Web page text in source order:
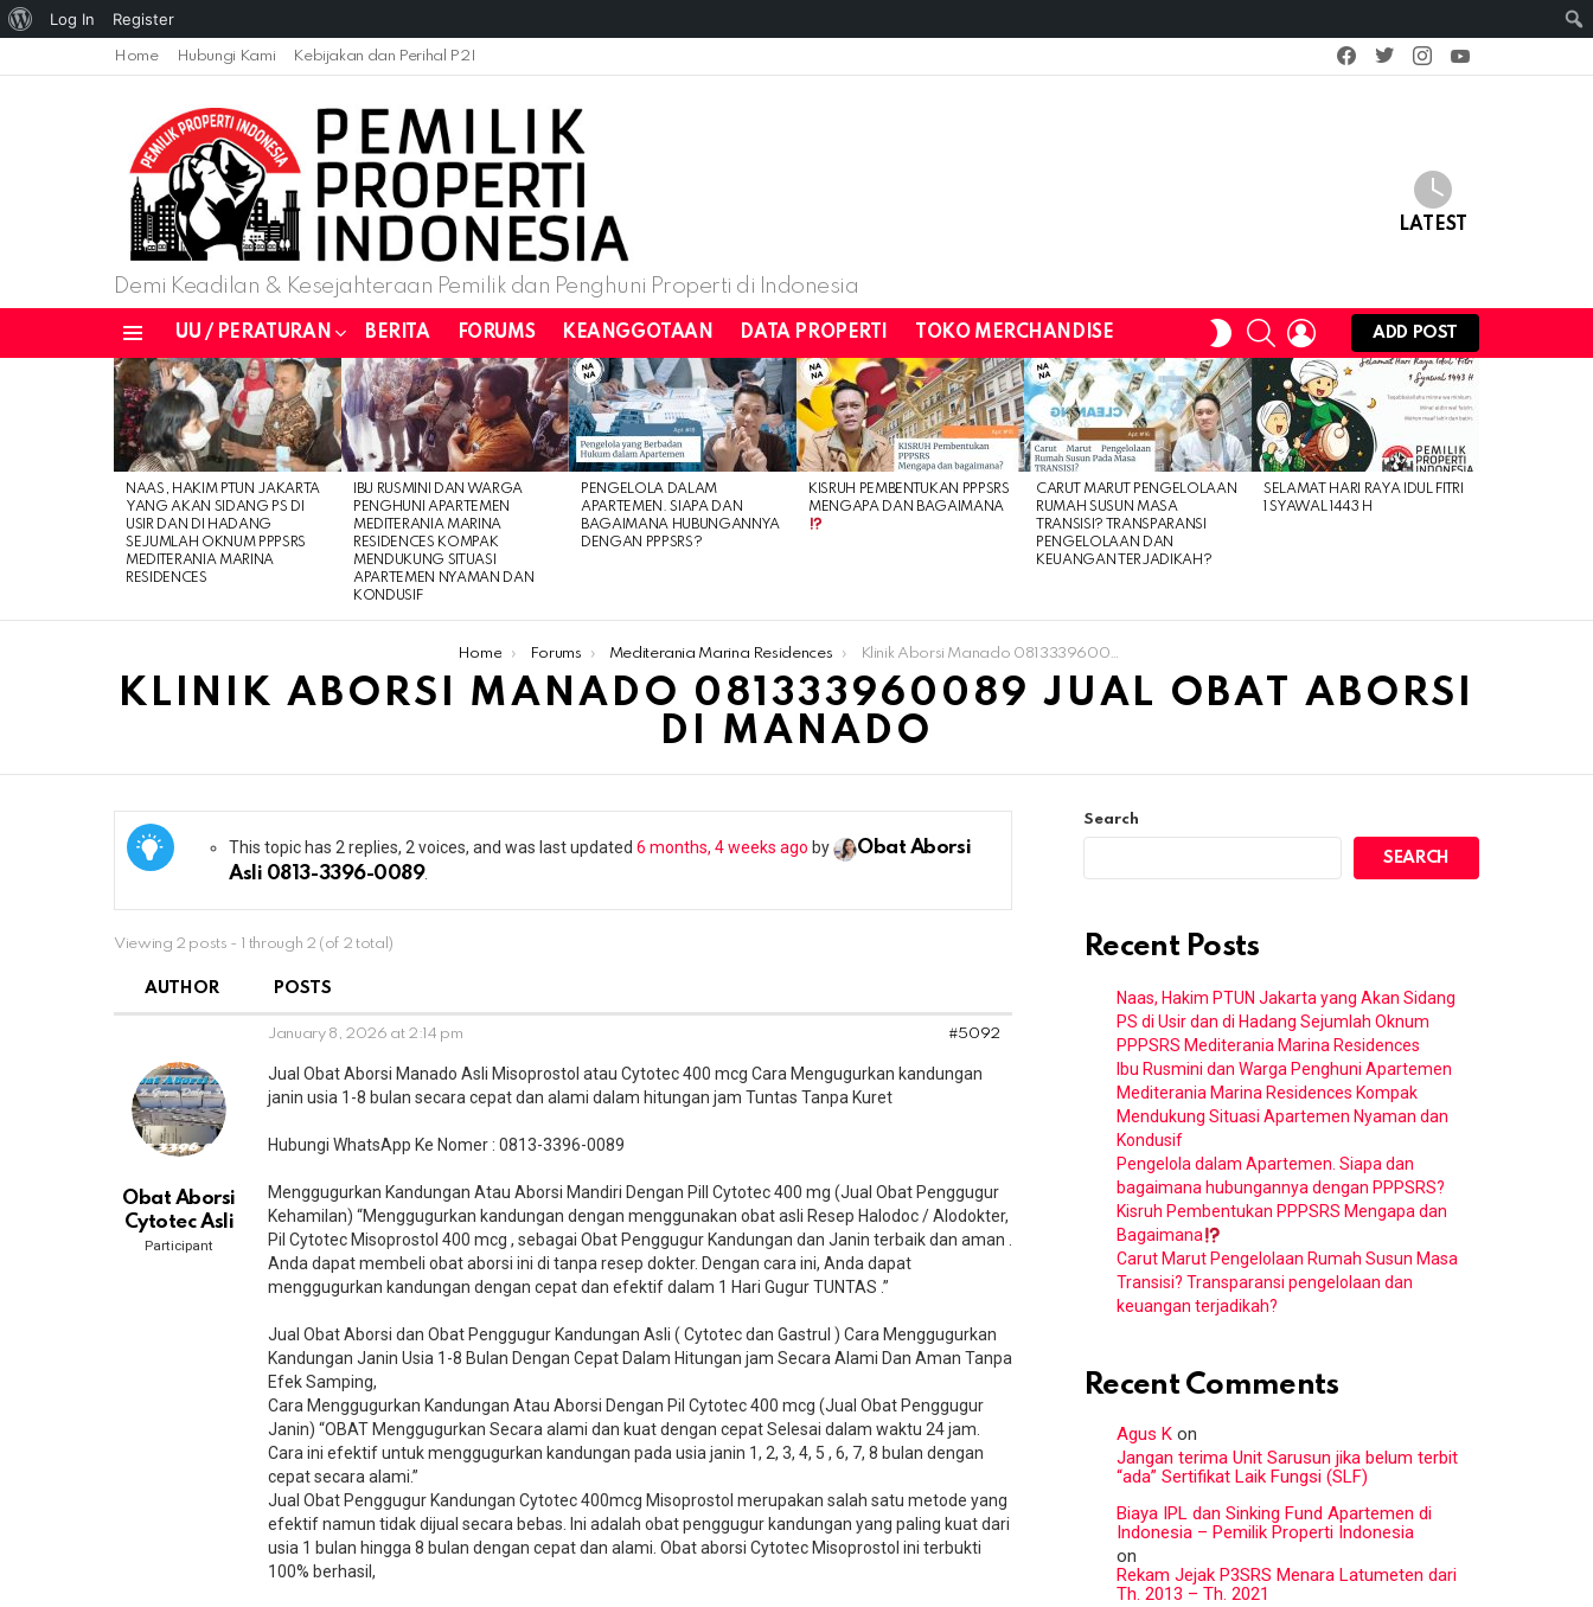
Home Hubungi Kami Kebijakan dan Perihal P2I
facebooktwitterinstagram
Demi Keadilan & Kesejahteraan Pemilik dan Penghuni Properti di Indonesia
LATEST
UU / PERATURAN BERITA FORUMS KEANGGOTAAN DATA PROPERTI TOKO MERCHANDISE
SWITCH
SKIN
SEARCHLOGIN
ADD POST
LATEST
STORIES
NAAS, HAKIM PTUN JAKARTA
YANG AKAN SIDANG PS DI
USIR DAN DI HADANG
SEJUMLAH OKNUM PPPSRS
MEDITERANIA MARINA
RESIDENCES
IBU RUSMINI DAN WARGA
PENGHUNI APARTEMEN
MEDITERANIA MARINA
RESIDENCES KOMPAK
MENDUKUNG SITUASI
APARTEMEN NYAMAN DAN
KONDUSIF
PENGELOLA DALAM
APARTEMEN. SIAPA DAN
BAGAIMANA HUBUNGANNYA
DENGAN PPPSRS?
KISRUH PEMBENTUKAN PPPSRS
MENGAPA DAN BAGAIMANA
CARUT MARUT PENGELOLAAN
RUMAH SUSUN MASA
TRANSISI? TRANSPARANSI
PENGELOLAAN DAN
KEUANGAN TERJADIKAH?
SELAMAT HARI RAYA IDUL FITRI
1 SYAWAL 1443 H
Home Forums Mediterania Marina Residences Klinik Aborsi Manado 081333960089 Jual Obat Aborsi Di Manado
KLINIK ABORSI MANADO 081333960089 JUAL OBAT ABORSI
DI MANADO
This topic has 2 replies, 2 voices, and was last updated 6 months, 4 weeks ago by
Obat Aborsi
Asli 0813-3396-0089.
Viewing 2 posts - 1 through 2 (of 2 total)
AUTHOR POSTS
January 8, 2026 at 2:14 pm #5092
Obat Aborsi
Cytotec Asli
Participant
Jual Obat Aborsi Manado Asli Misoprostol atau Cytotec 400 mcg Cara Mengugurkan kandungan
janin usia 1-8 bulan secara cepat dan alami dalam hitungan jam Tuntas Tanpa Kuret
Hubungi WhatsApp Ke Nomer : 0813-3396-0089​
Menggugurkan Kandungan Atau Aborsi Mandiri Dengan Pill Cytotec 400 mg (Jual Obat Penggugur
Kehamilan) “Menggugurkan kandungan dengan menggunakan obat asli Resep Halodoc / Alodokter,
Pil Cytotec Misoprostol 400 mcg , sebagai Obat Penggugur Kandungan dan Janin terbaik dan aman .
Anda dapat membeli obat aborsi ini di tanpa resep dokter. Dengan cara ini, Anda dapat
menggugurkan kandungan dengan cepat dan efektif dalam 1 Hari Gugur TUNTAS .”
Jual Obat Aborsi dan Obat Penggugur Kandungan Asli ( Cytotec dan Gastrul ) Cara Menggugurkan
Kandungan Janin Usia 1-8 Bulan Dengan Cepat Dalam Hitungan jam Secara Alami Dan Aman Tanpa
Efek Samping,
Cara Menggugurkan Kandungan Atau Aborsi Dengan Pil Cytotec 400 mcg (Jual Obat Penggugur
Janin) “OBAT Menggugurkan Secara alami dan kuat dengan cepat Selesai dalam waktu 24 jam.
Cara ini efektif untuk menggugurkan kandungan pada usia janin 1, 2, 3, 4, 5 , 6, 7, 8 bulan dengan
cepat secara alami.”
Jual Obat Penggugur Kandungan Cytotec 400mcg Misoprostol merupakan salah satu metode yang
efektif namun tidak dijual secara bebas. Ini adalah obat penggugur kandungan yang paling kuat dari
usia 1 bulan hingga 8 bulan dengan cepat dan alami. Obat aborsi Cytotec Misoprostol ini terbukti
100% berhasil,
Search
SEARCH
Recent Posts
Naas, Hakim PTUN Jakarta yang Akan Sidang
PS di Usir dan di Hadang Sejumlah Oknum
PPPSRS Mediterania Marina Residences
Ibu Rusmini dan Warga Penghuni Apartemen
Mediterania Marina Residences Kompak
Mendukung Situasi Apartemen Nyaman dan
Kondusif
Pengelola dalam Apartemen. Siapa dan
bagaimana hubungannya dengan PPPSRS?
Kisruh Pembentukan PPPSRS Mengapa dan
Bagaimana
Carut Marut Pengelolaan Rumah Susun Masa
Transisi? Transparansi pengelolaan dan
keuangan terjadikah?
Recent Comments
Agus K on
Jangan terima Unit Sarusun jika belum terbit
“ada” Sertifikat Laik Fungsi (SLF)
Biaya IPL dan Sinking Fund Apartemen di
Indonesia – Pemilik Properti Indonesia
on
Rekam Jejak P3SRS Menara Latumeten dari
Th. 2013 – Th. 2021
About
Log In Register